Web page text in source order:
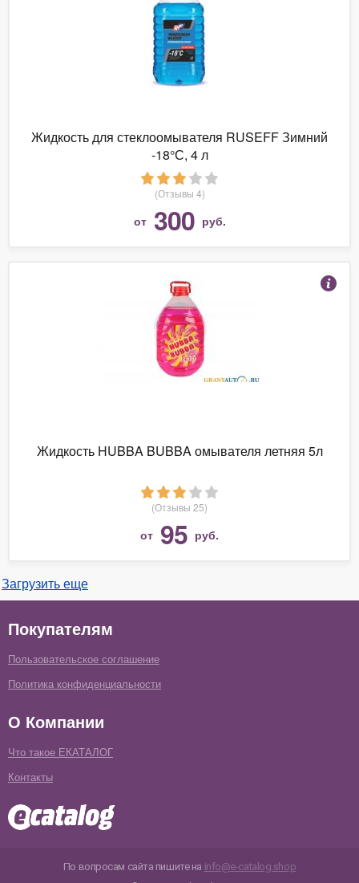
Жидкость для стеклоомывателя RUSEFF Зимний
-18°С, 4 л
(Отзывы 4)
от 300 руб.
Жидкость HUBBA BUBBA омывателя летняя 5л
(Отзывы 25)
от 95 руб.
Загрузить еще
Покупателям
Пользовательское соглашение
Политика конфиденциальности
О Компании
Что такое ЕКАТАЛОГ
Контакты
По вопросам сайта пишите на info@e-catalog.shop